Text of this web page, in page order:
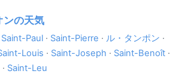
の天気
Saint-Paul · Saint-Pierre · ル・タンポン ·
Louis · Saint-Joseph · Saint-Benoît ·
· Saint-Leu